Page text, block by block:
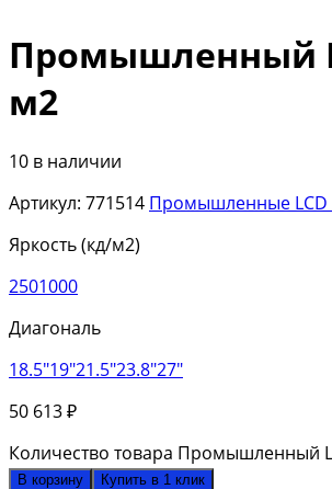
Промышленный
м2
10 в наличии
Артикул: 771514 Промышленные
Яркость (кд/м2)
2501000
Диагональ
18.5″19″21.5"23.8"27"
50 613₽
Количество товара Промышленный
В корзину Купить в 1 клик